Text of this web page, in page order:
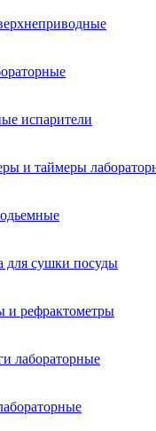
испарители
и таймеры
для сушки посуды
и рефрактометры
лабораторные